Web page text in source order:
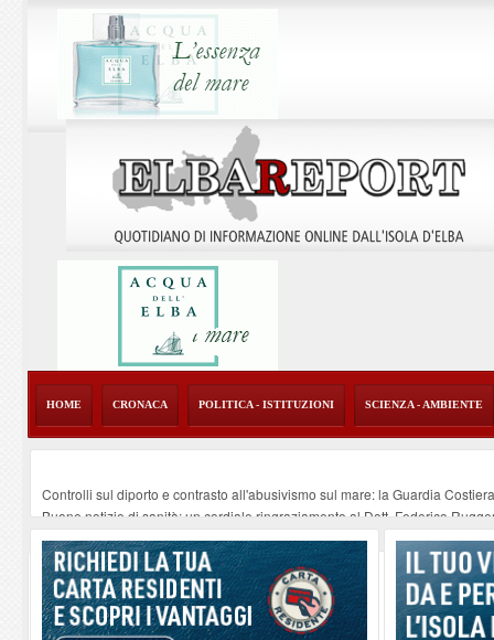
HOME CRONACA POLITICA - ISTITUZIONI SCIENZA - AMBIENTE
Controlli sul diporto e contrasto all'abusivismo sul mare: la Guardia
Buone notizie di sanità: un cordiale ringraziamento al Dott. Federico
Altiero Spinelli e Ursula Hirschmann all'Elba: riaffiora una testimonianza
Capoliveri, potenziata la pulizia dei bordi stradali -07-08-2026
Marina di Campo tra i porti interessati dal nuovo piano dell'Autorità